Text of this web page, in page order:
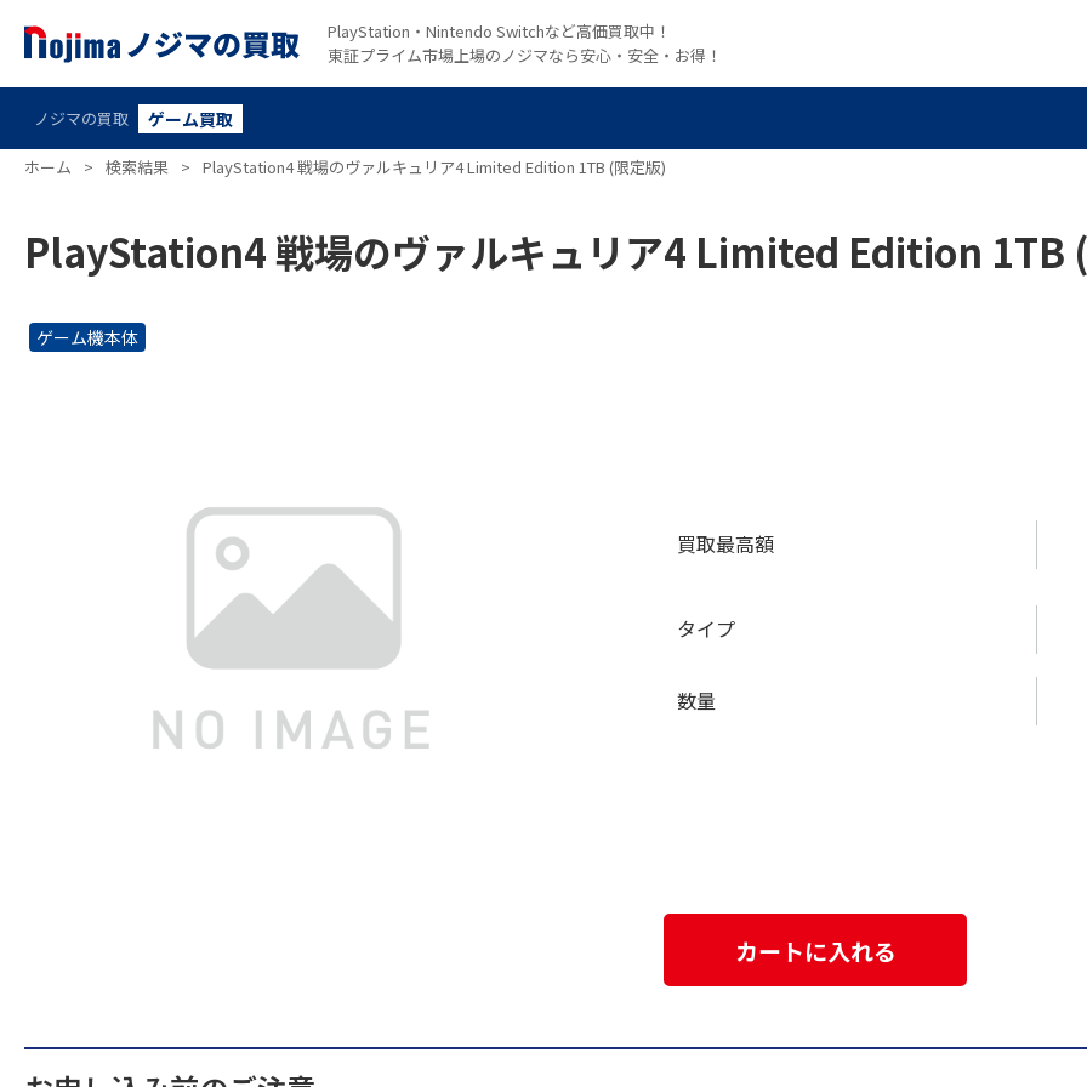
PlayStation・Nintendo Switchなど高価買取中！
東証プライム市場上場のノジマなら安心・安全・お得！
ノジマの買取 ゲーム買取
ホーム > 検索結果 > PlayStation4 戦場のヴァルキュリア4 Limited Edition 1TB (限定版)
PlayStation4 戦場のヴァルキュリア4 Limited Edition 1TB
ゲーム機本体
買取最高額
タイプ
数量
カートに入れる